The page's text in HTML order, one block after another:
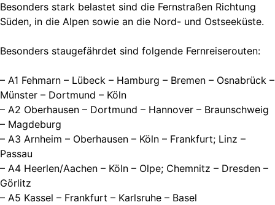
Besonders stark belastet sind die Fernstraßen Richtung
Süden, in die Alpen sowie an die Nord- und Ostseeküste.
Besonders staugefährdet sind folgende Fernreiserouten:
– A1 Fehmarn – Lübeck – Hamburg – Bremen – Osnabrück –
Münster – Dortmund – Köln
– A2 Oberhausen – Dortmund – Hannover – Braunschweig
– Magdeburg
– A3 Arnheim – Oberhausen – Köln – Frankfurt; Linz –
Passau
– A4 Heerlen/Aachen – Köln – Olpe; Chemnitz – Dresden –
Görlitz
– A5 Kassel – Frankfurt – Karlsruhe – Basel